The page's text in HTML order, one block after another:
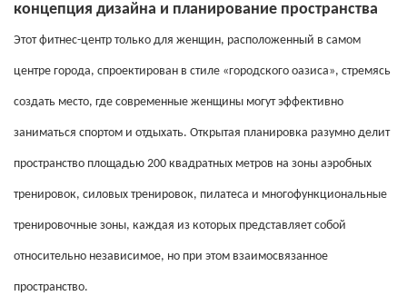
концепция дизайна и планирование пространства
Этот фитнес-центр только для женщин, расположенный в самом
центре города, спроектирован в стиле «городского оазиса», стремясь
создать место, где современные женщины могут эффективно
заниматься спортом и отдыхать. Открытая планировка разумно делит
пространство площадью 200 квадратных метров на зоны аэробных
тренировок, силовых тренировок, пилатеса и многофункциональные
тренировочные зоны, каждая из которых представляет собой
относительно независимое, но при этом взаимосвязанное
пространство.